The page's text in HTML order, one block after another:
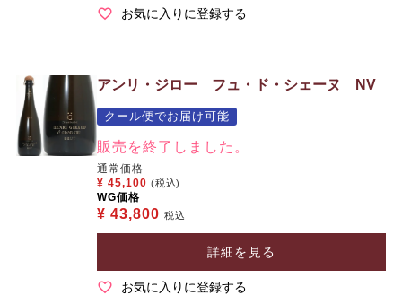
お気に入りに登録する
アンリ・ジロー フュ・ド・シェーヌ NV
クール便でお届け可能
販売を終了しました。
通常価格
¥ 45,100 (税込)
WG価格
¥ 43,800 税込
詳細を見る
お気に入りに登録する